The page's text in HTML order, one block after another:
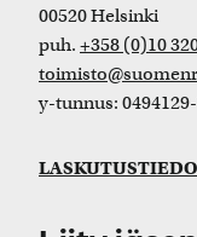
00520 Helsinki
puh. +358 (0)10
y-tunnus: